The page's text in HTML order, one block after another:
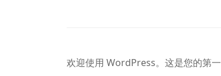
欢迎使用 WordPress。这是您的第